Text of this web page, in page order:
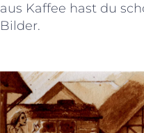
aus Kaffee hast du
Bilder.